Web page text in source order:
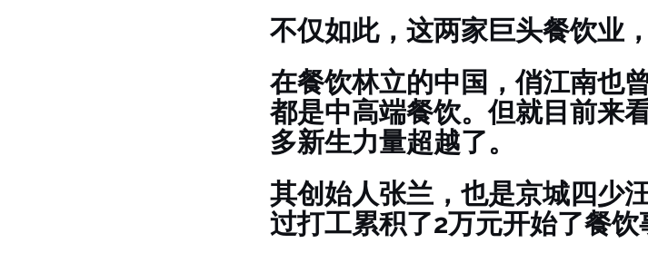
不仅如此，这两家巨头餐饮业
在餐饮林立的中国，俏江南也
都是中高端餐饮。但就目前来
多新生力量超越了。
其创始人张兰，也是京城四少
过打工累积了2万元开始了餐饮